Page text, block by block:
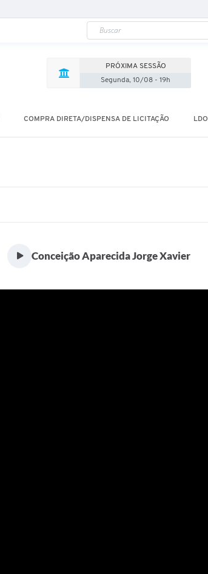
PRÓXIMA SESSÃO
Segunda, 10/08 - 19h
COMPRA DIRETA/DISPENSA DE LICITAÇÃO LDO
Conceição Aparecida Jorge Xavier